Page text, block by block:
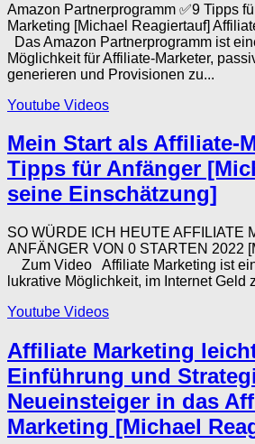
Amazon Partnerprogramm ✅9 Tipps
Marketing [Michael Reagiertauf]
Das Amazon Partnerprogramm ist
Möglichkeit für Affiliate-Marketer,
generieren und Provisionen zu...
Youtube Videos
Mein Start als Affiliate-
Tipps für Anfänger
seine Einschätzung]
SO WÜRDE ICH HEUTE AFFILIATE
ANFÄNGER VON 0 STARTEN 2022
Zum Video Affiliate Marketing ist
lukrative Möglichkeit, im Internet Geld
Youtube Videos
Affiliate Marketing
Einführung und
Neueinsteiger in das
Marketing [Michael